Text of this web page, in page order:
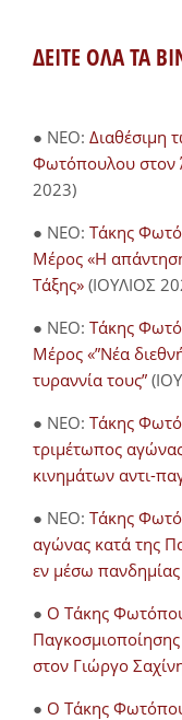
ΔΕΙΤΕ ΟΛΑ ΤΑ
● NEO: Διαθέσιμη
Φωτόπουλου
2023)
● NEO: Τάκης
Μέρος «Η
Τάξης» (ΙΟΥΛΙΟΣ
● NEO: Τάκης
Μέρος «”Νέα
τυραννία τους”
● NEO: Τάκης
τριμέτωπος
κινημάτων αντι-
● NEO: Τάκης
αγώνας κατά της
εν μέσω πανδημίας
● Ο Τάκης
στον Γιώργο
● O Τάκης